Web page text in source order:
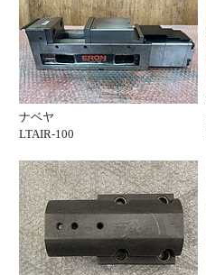
ナベヤ
LTAIR-100